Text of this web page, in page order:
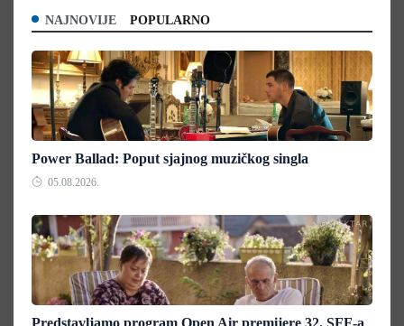
NAJNOVIJE POPULARNO
Power Ballad: Poput sjajnog muzičkog singla
05.08.2026.